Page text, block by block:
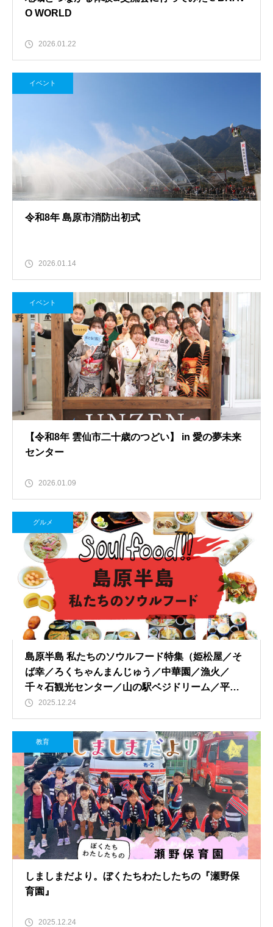
O WORLD
2026.01.22
イベント
令和8年 島原市消防出初式
2026.01.14
イベント
【令和8年 雲仙市二十歳のつどい】 in 愛の夢未来
センター
2026.01.09
グルメ
島原半島 私たちのソウルフード特集（姫松屋／そ
ば幸／ろくちゃんまんじゅう／中華園／漁火／
千々石観光センター／山の駅ベジドリーム／平野
鮮魚／おうちカフェマロン／Pao Crepe MILK／そ
うめんcafe KOYORI）
2025.12.24
教育
しましまだより。ぼくたちわたしたちの『瀬野保
育園』
2025.12.24